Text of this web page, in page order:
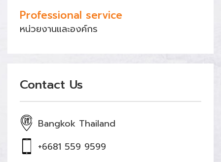
Professional service
หน่วยงานและองค์กร
Contact Us
Bangkok Thailand
+6681 559 9599